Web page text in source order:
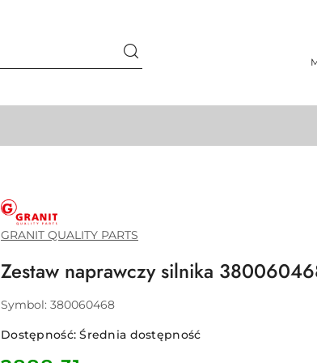
GRANIT
QUALITY
PARTS
GRANIT QUALITY PARTS
Zestaw naprawczy silnika
Symbol: 380060468
Dostępność:Średnia dostępność